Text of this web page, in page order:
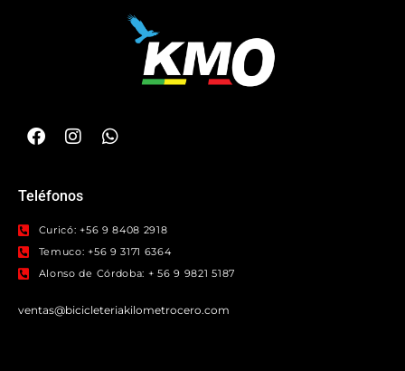
Teléfonos
Curicó: +56 9 8408 2918
Temuco: +56 9 3171 6364
Alonso de Córdoba: + 56 9 9821 5187
ventas@bicicleteriakilometrocero.com